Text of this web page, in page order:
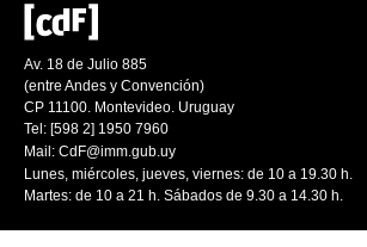
Av. 18 de Julio 885
(entre Andes y Convención)
CP 11100. Montevideo. Uruguay
Tel: [598 2] 1950 7960
Mail: CdF@imm.gub.uy
Lunes, miércoles, jueves, viernes: de 10 a 19.30 h.
Martes: de 10 a 21 h. Sábados de 9.30 a 14.30 h.